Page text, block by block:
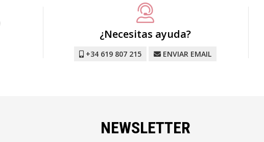
¿Necesitas ayuda?
+34 619 807 215 ENVIAR EMAIL
NEWSLETTER